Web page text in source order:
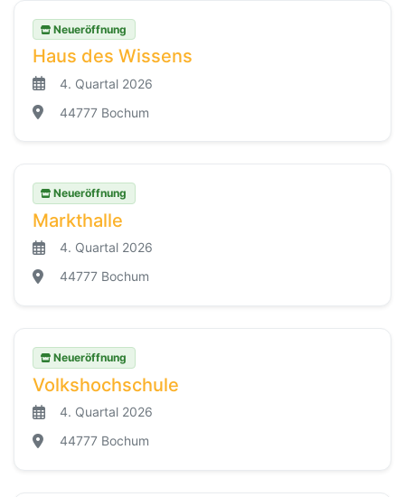
Neueröffnung
Haus des Wissens
4. Quartal 2026
44777 Bochum
Neueröffnung
Markthalle
4. Quartal 2026
44777 Bochum
Neueröffnung
Volkshochschule
4. Quartal 2026
44777 Bochum